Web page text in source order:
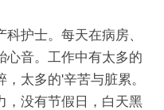
护士。每天在病房、
心音。工作中有太多的
太多的'辛苦与脏累。
，没有节假日，白天黑